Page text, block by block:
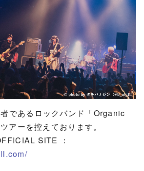
であるロックバンド「Organic
アーを控えております。
SITE ：